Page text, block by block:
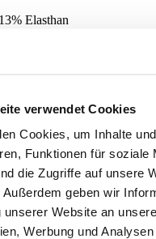
verwendet Cookies
Cookies, um Inhalte
Funktionen für soziale
die Zugriffe auf unsere
geben wir
unserer Website an
Werbung und
Elasthan
Bestellung bis 15 Uhr
Deine Bestellung innerhalb
europäische Ausland dauert
oder mehr bestellst,